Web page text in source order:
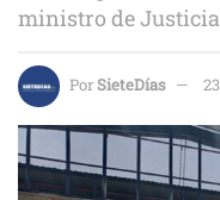
ministro de
PorSieteDías